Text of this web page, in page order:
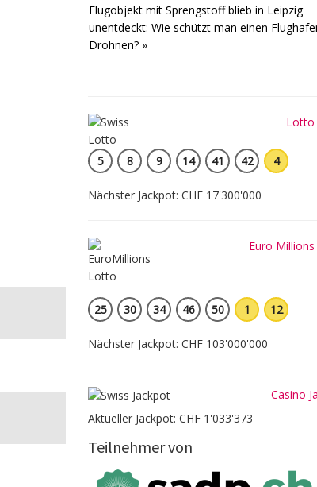
Flugobjekt mit Sprengstoff blieb in Leipzig
unentdeckt: Wie schützt man einen
Drohnen? »
Lotto
5 8 9 14 41 42 4
Nächster Jackpot: CHF 17'300'000
Euro
25 30 34 46 50 1 12
Nächster Jackpot: CHF 103'000'000
Casino
Aktueller Jackpot: CHF 1'033'373
Teilnehmer von